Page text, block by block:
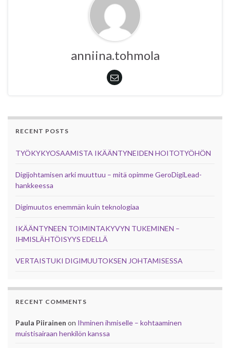
anniina.tohmola
RECENT POSTS
TYÖKYKYOSAAMISTA IKÄÄNTYNEIDEN HOITOTYÖHÖN
Digijohtamisen arki muuttuu – mitä opimme GeroDigiLead-
hankkeessa
Digimuutos enemmän kuin teknologiaa
IKÄÄNTYNEEN TOIMINTAKYVYN TUKEMINEN –
IHMISLÄHTÖISYYS EDELLÄ
VERTAISTUKI DIGIMUUTOKSEN JOHTAMISESSA
RECENT COMMENTS
Paula Piirainen on Ihminen ihmiselle – kohtaaminen
muistisairaan henkilön kanssa